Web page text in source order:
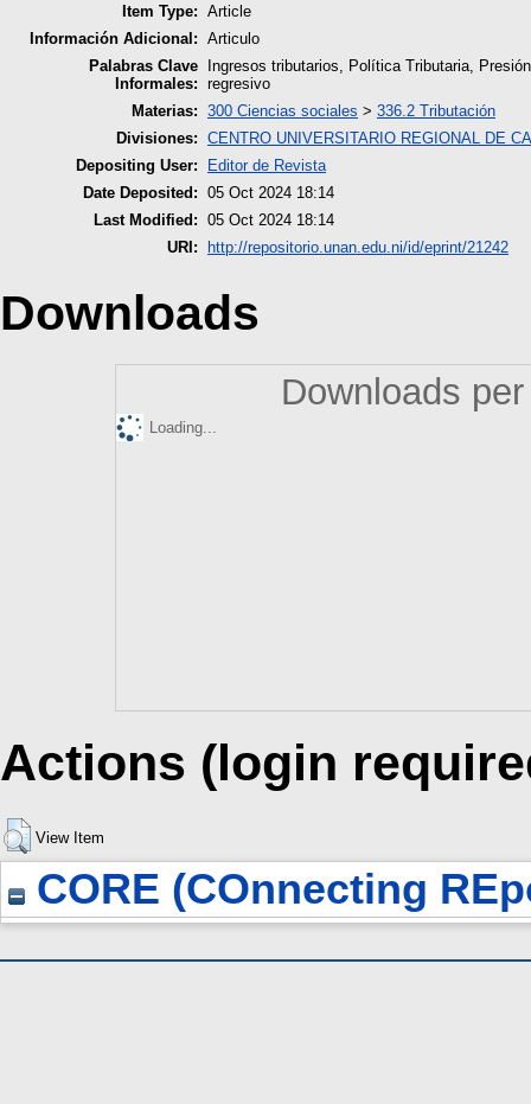
Item Type: Article
Información Adicional: Articulo
Palabras Clave
Informales:
Ingresos tributarios, Política Tributaria,
regresivo
Materias: 300 Ciencias sociales > 336.2 Tributación
Divisiones: CENTRO UNIVERSITARIO REGIONAL DE
Depositing User:
Editor de Revista
Date Deposited: 05 Oct 2024 18:14
Last Modified: 05 Oct 2024 18:14
URI:
http://repositorio.unan.edu.ni/id/eprint/21242
Downloads
Downloads
Loading...
Actions (login
View Item
CORE (COnnecting